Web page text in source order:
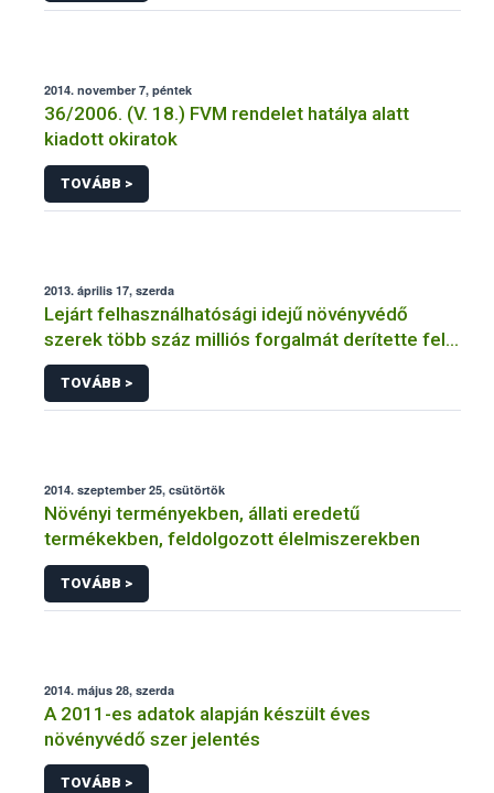
2014. november 7, péntek
36/2006. (V. 18.) FVM rendelet hatálya alatt
kiadott okiratok
TOVÁBB >
2013. április 17, szerda
Lejárt felhasználhatósági idejű növényvédő
szerek több száz milliós forgalmát derítette fel a
NÉBIH
TOVÁBB >
2014. szeptember 25, csütörtök
Növényi terményekben, állati eredetű
termékekben, feldolgozott élelmiszerekben
TOVÁBB >
2014. május 28, szerda
A 2011-es adatok alapján készült éves
növényvédő szer jelentés
TOVÁBB >